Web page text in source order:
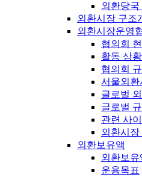
외환당국
외환시장 구조
외환시장운영
협의회
활동 상황
협의회
서울외환
글로벌
글로벌
관련 사
외환시장
외환보유액
외환보유
운용목표